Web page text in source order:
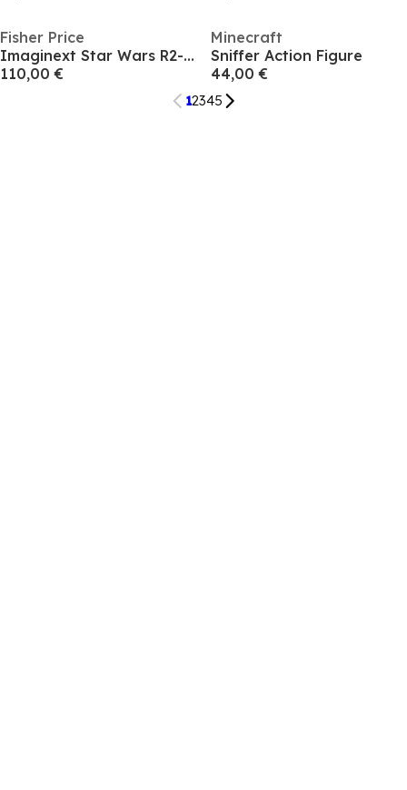
Fisher Price
Imaginext Star Wars R2-D2 Interactive Toy
110,00 €
Minecraft
Sniffer Action Figure
44,00 €
12345